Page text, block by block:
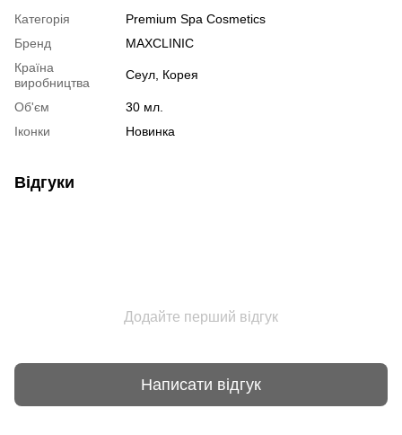
Категорія
Premium Spa Cosmetics
Бренд
MAXCLINIC
Країна
виробництва
Сеул, Корея
Об'єм
30 мл.
Іконки
Новинка
Відгуки
Додайте перший відгук
Написати відгук